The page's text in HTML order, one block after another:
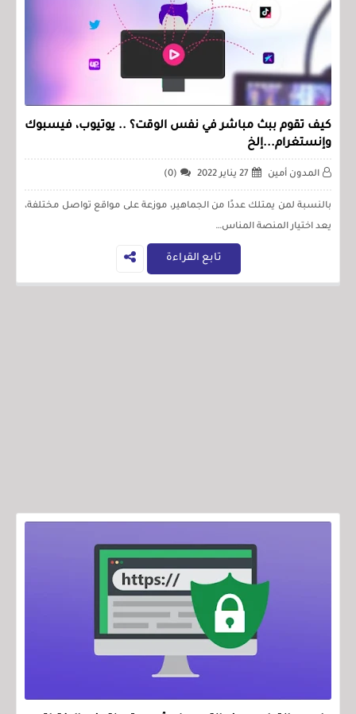
كيف تقوم ببث مباشر في نفس الوقت؟ .. يوتيوب، فيسبوك
وإنستغرام...إلخ
المدون أمين 27 يناير 2022 (0)
بالنسبة لمن يمتلك عددًا من الجماهير، موزعة على مواقع تواصل مختلفة،
يعد اختيار المنصة المناس…
تابع القراءة